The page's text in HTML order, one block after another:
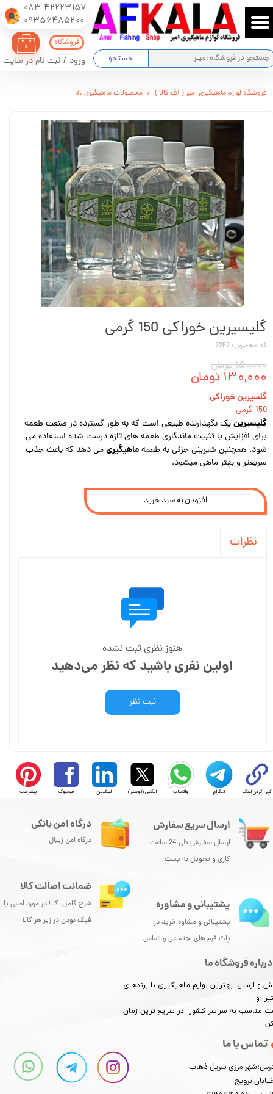
083-42223157
​​​​​​​09356485200
جستجو
۰
ورود / ثبت نام در سایت
حساب کاربری من
تغییر گذر واژه
فروشگاه
فروشگاه لوازم ماهیگیری امیر ( آف کالا ) محصولات ماهیگیری
گلیسیرین خوراکی 150 گرمی
کد محصول: 2252
۱۵۰,۰۰۰ تومان
۱۳۰,۰۰۰ تومان
گلسیرین خوراکی
150 گرمی
گلیسیرینیک نگهدارنده طبیعی است که به طور گسترده در صنعت طعمه
برای افزایش یا تثبیت ماندگاری طعمه های تازه درست شده استفاده می
شود. همچنین شیرینی جزئی به طعمهماهیگیریمی دهد که باعث جذب
سریعتر و بهتر ماهی میشود.
افزودن به سبد خرید
نظرات
هنوز نظری ثبت نشده
اولین نفری باشید که نظر می‌دهید
ثبت نظر
کپی کردن لینک تلگرام واتساپ ایکس (توییتر) لینکدین فیسبوک پینترست
ارسال سریع سفارش
ارسال سفارش طی 24 ساعت
کاری و تحویل به پست
درباره فروشگاه ما
و ارسال بهترین لوازم ماهیگیری با برندهای
و
مناسب به سراسر کشور در سریع ترین زمان
تماس با ما
مرزی سرپل ذهاب
ترویج
درگاه امن بانکی
درگاه امن زیبال
پشتیبانی و مشاوره
پشتیبانی و مشاوه خرید در
پلت فرم های اجتماعی و تماس
ضمانت اصالت کالا
شرح کامل کالا در مورد اصلی یا
فیک بودن در زیر هر کالا